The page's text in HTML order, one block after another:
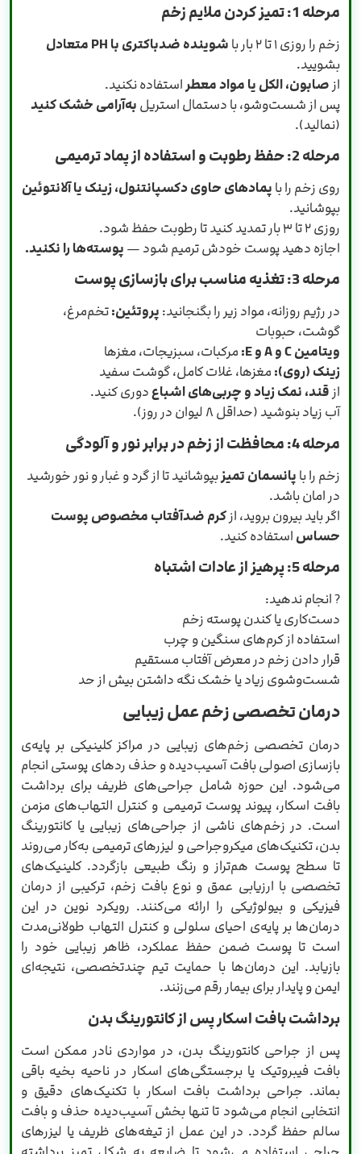
مرحله 1: تمیز کردن ملایم زخم
زخم را روزی ۱ تا ۲ بار با
شوینده ضدباکتری با PH متعادل
بشویید.
از صابون، الکل یا مواد معطر استفاده نکنید.
پس از شست‌وشو، با دستمال استریل به‌آرامی خشک کنید
(نمالید).
مرحله 2: حفظ رطوبت و استفاده از پماد ترمیمی
روی زخم را با پمادهای حاوی دکسپانتنول، زینک یا آلانتوئین
بپوشانید.
روزی ۲ تا ۳ بار تمدید کنید تا رطوبت حفظ شود.
اجازه دهید پوست خودش ترمیم شود — پوسته‌ها را نکنید.
مرحله 3: تغذیه مناسب برای بازسازی پوست
در رژیم روزانه، مواد زیر را بگنجانید: پروتئین:تخم‌مرغ،
گوشت، حبوبات
ویتامین C و A و E:
مرکبات، سبزیجات، مغزها
زینک (روی): مغزها، غلات کامل، گوشت سفید
از قند، نمک زیاد و چربی‌های اشباعدوری کنید.
آب زیاد بنوشید (حداقل ۸ لیوان در روز).
مرحله 4: محافظت از زخم در برابر نور و آلودگی
زخم را با پانسمان تمیز بپوشانید تا از گرد و غبار و نور خورشید
در امان باشد.
اگر باید بیرون بروید، از کرم ضدآفتاب مخصوص پوست
حساس استفاده کنید.
مرحله 5: پرهیز از عادات اشتباه
? انجام ندهید:
دست‌کاری یا کندن پوسته زخم
استفاده از کرم‌های سنگین و چرب
قرار دادن زخم در معرض آفتاب مستقیم
شست‌وشوی زیاد یا خشک نگه داشتن بیش از حد
درمان تخصصی زخم عمل زیبایی
درمان تخصصی زخم‌های زیبایی در مراکز کلینیکی بر پایه‌ی
بازسازی اصولی بافت آسیب‌دیده و حذف ردهای پوستی انجام
می‌شود. این حوزه شامل جراحی‌های ظریف برای برداشت
بافت اسکار، پیوند پوست ترمیمی و کنترل التهاب‌های مزمن
است. در زخم‌های ناشی از جراحی‌های زیبایی یا کانتورینگ
بدن، تکنیک‌های میکروجراحی و لیزرهای ترمیمی به‌کار می‌روند
تا سطح پوست هم‌تراز و رنگ طبیعی بازگردد. کلینیک‌های
تخصصی با ارزیابی عمق و نوع بافت زخم، ترکیبی از درمان
فیزیکی و بیولوژیکی را ارائه می‌کنند. رویکرد نوین در این
درمان‌ها بر پایه‌ی احیای سلولی و کنترل التهاب طولانی‌مدت
است تا پوست ضمن حفظ عملکرد، ظاهر زیبایی خود را
بازیابد. این درمان‌ها با حمایت تیم چندتخصصی، نتیجه‌ای
ایمن و پایدار برای بیمار رقم می‌زنند.
برداشت بافت اسکار پس از کانتورینگ بدن
پس از جراحی کانتورینگ بدن، در مواردی نادر ممکن است
بافت فیبروتیک یا برجستگی‌های اسکار در ناحیه بخیه باقی
بماند. جراحی برداشت بافت اسکار با تکنیک‌های دقیق و
انتخابی انجام می‌شود تا تنها بخش آسیب‌دیده حذف و بافت
سالم حفظ گردد. در این عمل از تیغه‌های ظریف یا لیزرهای